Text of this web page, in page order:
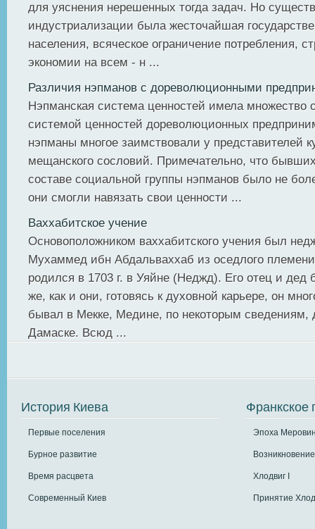
для уяснения нерешенных тогда задач. Но
индустриализации была жесточайшая
населения, всяческое ограничение потребления,
экономии на всем - н ...
Различия нэпманов с дореволюционными
Нэпманская система ценностей имела множество
системой ценностей дореволюционных
нэпманы многое заимствовали у представителей
мещанского сословий. Примечательно, что
составе социальной группы нэпманов было не
они смогли навязать свои ценности ...
Ваххабитское учение
Основоположником ваххабитского учения был
Мухаммед ибн Абдальваххаб из оседлого
родился в 1703 г. в Уяйне (Неджд). Его отец и
же, как и они, готовясь к духовной карьере, он
бывал в Мекке, Медине, по некоторым сведениям,
Дамаске. Всюд ...
История Киева
Первые поселения
Бурное развитие
Время расцвета
Современный Киев
Франкское
Эпоха
Хлодвиг I
Принятие